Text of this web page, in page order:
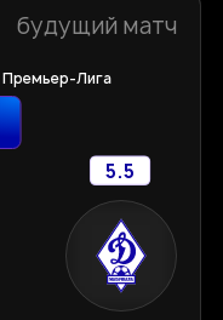
будущий матч
Премьер-Лига
5.5